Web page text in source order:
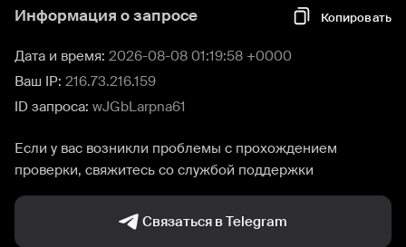
Информация о запросе Копировать
Дата и время: 2026-08-08 01:19:58 +0000
Ваш IP: 216.73.216.159
ID запроса: wJGbLarpna61
Если у вас возникли проблемы с прохождением
проверки, свяжитесь со службой поддержки
Связаться в Telegram